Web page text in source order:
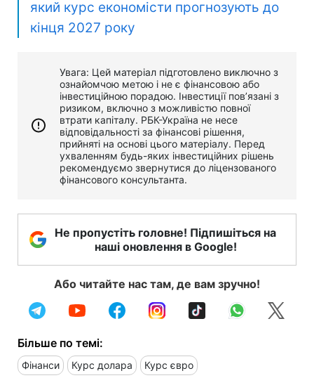
який курс економісти прогнозують до
кінця 2027 року
Увага: Цей матеріал підготовлено виключно з
ознайомчою метою і не є фінансовою або
інвестиційною порадою. Інвестиції пов’язані з
ризиком, включно з можливістю повної
втрати капіталу. РБК-Україна не несе
відповідальності за фінансові рішення,
прийняті на основі цього матеріалу. Перед
ухваленням будь-яких інвестиційних рішень
рекомендуємо звернутися до ліцензованого
фінансового консультанта.
Не пропустіть головне! Підпишіться на
наші оновлення в Google!
Або читайте нас там, де вам зручно!
Більше по темі:
Фінанси Курс долара Курс євро